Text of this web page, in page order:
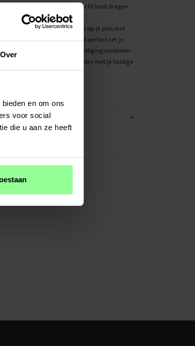
Over
en om ons
voor social
die u aan ze heeft
je hem comfortabel dag en nacht kunt dragen.
is eenvoudig aan te passen op je pols met
hierdoor past hij altijd perfect om je
wordt compleet met bevestigingsmiddelen
makkelijk en snel kunt omwisselen met je huidige
-
Geel